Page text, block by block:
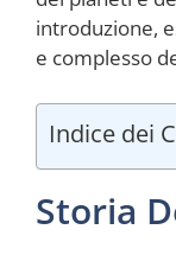
introduzione,
e complesso
Indice dei
Storia